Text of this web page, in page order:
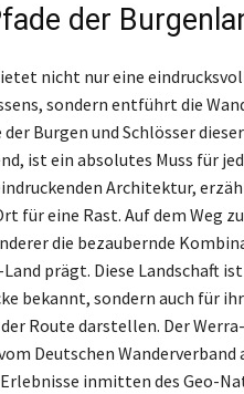
der
nicht nur eine
sondern entführt die
der Burgen und Schlösser
ist ein absolutes Muss für
Architektur,
für eine Rast. Auf dem Weg
die bezaubernde
prägt. Diese Landschaft
bekannt, sondern auch für
Route darstellen. Der
Deutschen
inmitten des Geo-